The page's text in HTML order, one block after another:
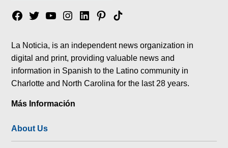
Facebook
TwitterYouTubeInstagram
LinkedinPinterest
Tik
La Noticia, is an independent news organization in
digital and print, providing valuable news and
information in Spanish to the Latino community in
Charlotte and North Carolina for the last 28 years.
Más Información
About Us